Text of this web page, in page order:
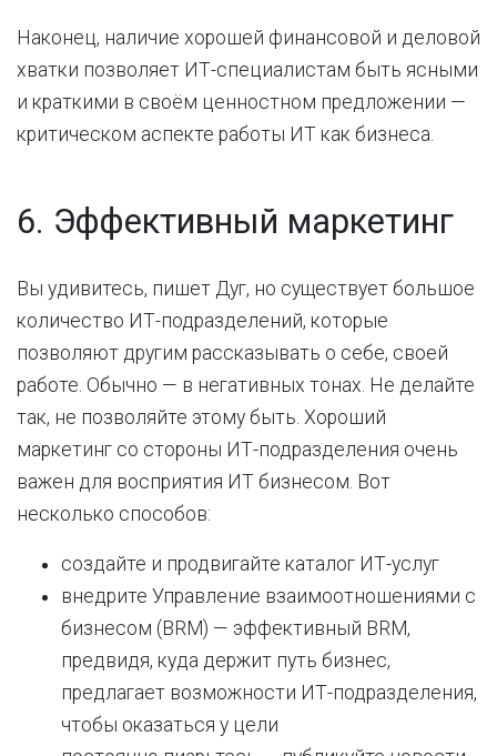
Наконец, наличие хорошей финансовой и деловой
хватки позволяет ИТ-специалистам быть ясными
и краткими в своём ценностном предложении —
критическом аспекте работы ИТ как бизнеса.
6. Эффективный маркетинг
Вы удивитесь, пишет Дуг, но существует большое
количество ИТ-подразделений, которые
позволяют другим рассказывать о себе, своей
работе. Обычно — в негативных тонах. Не делайте
так, не позволяйте этому быть. Хороший
маркетинг со стороны ИТ-подразделения очень
важен для восприятия ИТ бизнесом. Вот
несколько способов:
создайте и продвигайте каталог ИТ-услуг
внедрите Управление взаимоотношениями с
бизнесом (BRM) — эффективный BRM,
предвидя, куда держит путь бизнес,
предлагает возможности ИТ-подразделения,
чтобы оказаться у цели